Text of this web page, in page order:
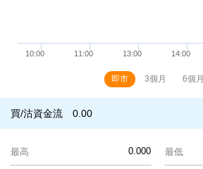
即市 3個月 6個月
買/沽資金流 0.00
0.000
最高 最低